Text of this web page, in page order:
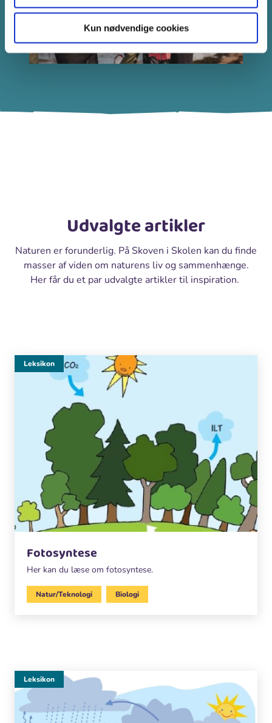
Kun nødvendige cookies
Udvalgte artikler
Naturen er forunderlig. På Skoven i Skolen kan du finde
masser af viden om naturens liv og sammenhænge.
Her får du et par udvalgte artikler til inspiration.
Fotosyntese
Her kan du læse om fotosyntese.
Leksikon
Natur/Teknologi Biologi
Leksikon